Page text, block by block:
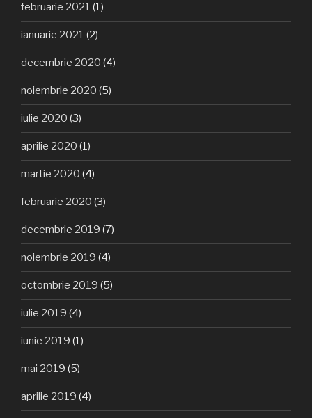
februarie 2021 (1)
ianuarie 2021 (2)
decembrie 2020 (4)
noiembrie 2020 (5)
iulie 2020 (3)
aprilie 2020 (1)
martie 2020 (4)
februarie 2020 (3)
decembrie 2019 (7)
noiembrie 2019 (4)
octombrie 2019 (5)
iulie 2019 (4)
iunie 2019 (1)
mai 2019 (5)
aprilie 2019 (4)